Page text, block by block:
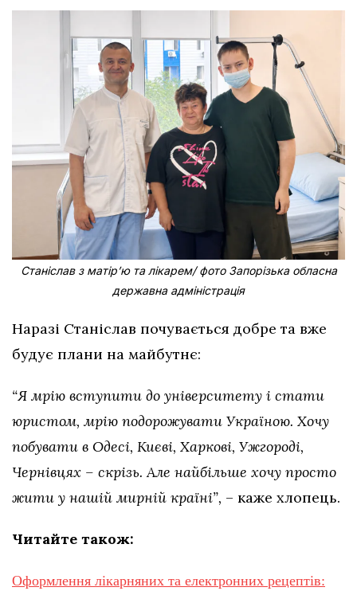
Станіслав з матірʼю та лікарем/ фото Запорізька обласна
державна адміністрація
Наразі Станіслав почувається добре та вже
будує плани на майбутнє:
“Я мрію вступити до університету і стати
юристом, мрію подорожувати Україною. Хочу
побувати в Одесі, Києві, Харкові, Ужгороді,
Чернівцях – скрізь. Але найбільше хочу просто
жити у нашій мирній країні”, – каже хлопець.
Читайте також:
Оформлення лікарняних та електронних рецептів: